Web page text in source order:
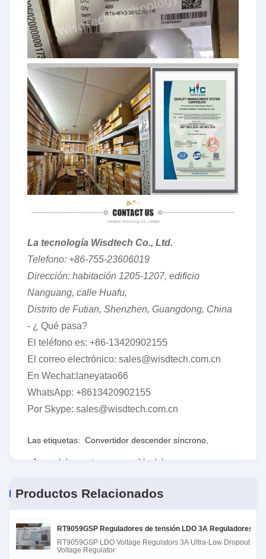
La tecnología Wisdtech Co., Ltd.
Telefono: +86-755-23606019
Dirección: habitación 1205-1207, edificio
Nanguang, calle Huafu,
Distrito de Futian, Shenzhen, Guangdong, China
- ¿ Qué pasa?
El teléfono es: +86-13420902155
El correo electrónico: sales@wisdtech.com.cn
En Wechat:laneyatao66
WhatsApp: +8613420902155
Por Skype: sales@wisdtech.com.cn
Las etiquetas: Convertidor descender síncrono
Arsenal de puerta programable del campo,
Productos Relacionados
RT9059GSP Reguladores de tensión LDO 3A Reguladores
RT9059GSP LDO Voltage Regulators 3A Ultra-Low Dropout
Voltage Regulator